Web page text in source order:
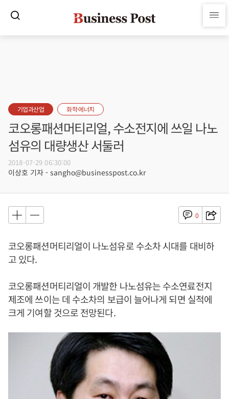
기업과산업 화학·에너지
코오롱패션머티리얼, 수소전지에 쓰일 나노
섬유의 대량생산 서둘러
2018-07-29 06:30:00
이상호 기자 - sangho@businesspost.co.kr
0
코오롱패션머티리얼이 나노섬유로 수소차 시대를 대비하
고 있다.
코오롱패션머티리얼이 개발한 나노섬유는 수소연료전지
제조에 쓰이는 데 수소차의 보급이 늘어나게 되면 실적에
크게 기여할 것으로 전망된다.